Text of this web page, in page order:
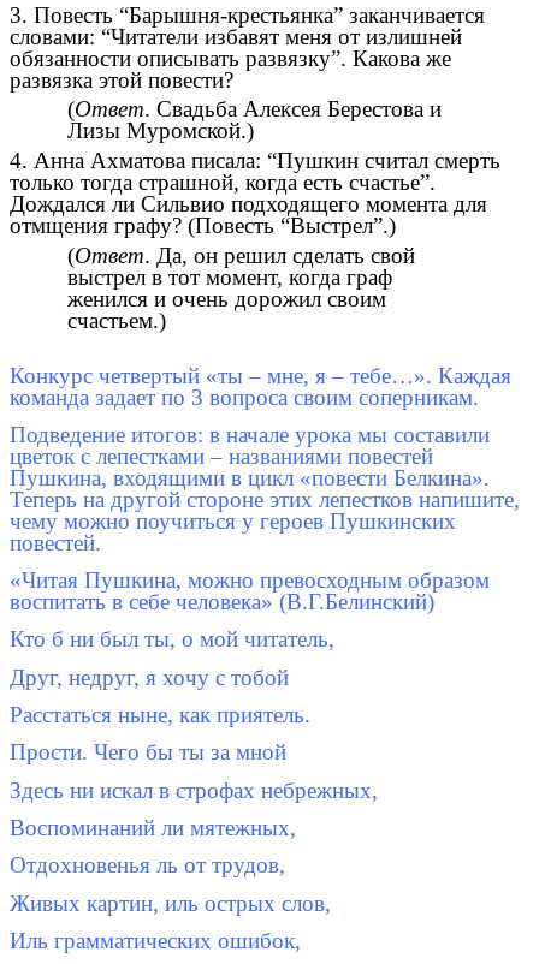
3. Повесть “Барышня-крестьянка” заканчивается
словами: “Читатели избавят меня от излишней
обязанности описывать развязку”. Какова же
развязка этой повести?
(Ответ. Свадьба Алексея Берестова и
Лизы Муромской.)
4. Анна Ахматова писала: “Пушкин считал смерть
только тогда страшной, когда есть счастье”.
Дождался ли Сильвио подходящего момента для
отмщения графу? (Повесть “Выстрел”.)
(Ответ. Да, он решил сделать свой
выстрел в тот момент, когда граф
женился и очень дорожил своим
счастьем.)
Конкурс четвертый «ты – мне, я – тебе…». Каждая
команда задает по 3 вопроса своим соперникам.
Подведение итогов: в начале урока мы составили
цветок с лепестками – названиями повестей
Пушкина, входящими в цикл «повести Белкина».
Теперь на другой стороне этих лепестков напишите,
чему можно поучиться у героев Пушкинских
повестей.
«Читая Пушкина, можно превосходным образом
воспитать в себе человека» (В.Г.Белинский)
Кто б ни был ты, о мой читатель,
Друг, недруг, я хочу с тобой
Расстаться ныне, как приятель.
Прости. Чего бы ты за мной
Здесь ни искал в строфах небрежных,
Воспоминаний ли мятежных,
Отдохновенья ль от трудов,
Живых картин, иль острых слов,
Иль грамматических ошибок,